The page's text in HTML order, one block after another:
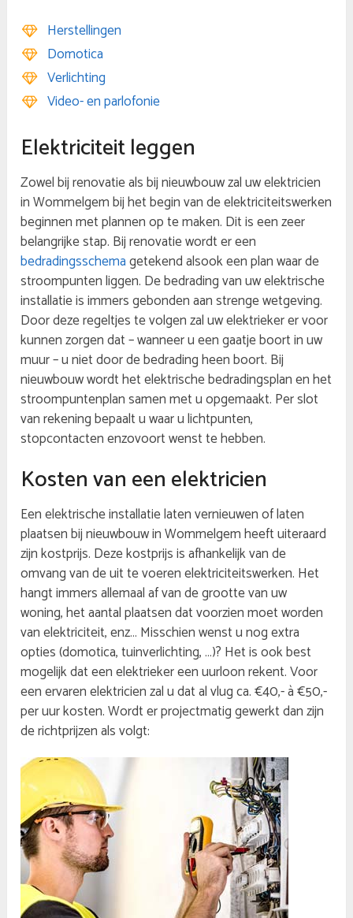
Herstellingen
Domotica
Verlichting
Video- en parlofonie
Elektriciteit leggen
Zowel bij renovatie als bij nieuwbouw zal uw elektricien
in Wommelgem bij het begin van de elektriciteitswerken
beginnen met plannen op te maken. Dit is een zeer
belangrijke stap. Bij renovatie wordt er een
bedradingsschemagetekend alsook een plan waar de
stroompunten liggen. De bedrading van uw elektrische
installatie is immers gebonden aan strenge wetgeving.
Door deze regeltjes te volgen zal uw elektrieker er voor
kunnen zorgen dat – wanneer u een gaatje boort in uw
muur – u niet door de bedrading heen boort. Bij
nieuwbouw wordt het elektrische bedradingsplan en het
stroompuntenplan samen met u opgemaakt. Per slot
van rekening bepaalt u waar u lichtpunten,
stopcontacten enzovoort wenst te hebben.
Kosten van een elektricien
Een elektrische installatie laten vernieuwen of laten
plaatsen bij nieuwbouw in Wommelgem heeft uiteraard
zijn kostprijs. Deze kostprijs is afhankelijk van de
omvang van de uit te voeren elektriciteitswerken. Het
hangt immers allemaal af van de grootte van uw
woning, het aantal plaatsen dat voorzien moet worden
van elektriciteit, enz… Misschien wenst u nog extra
opties (domotica, tuinverlichting, …)? Het is ook best
mogelijk dat een elektrieker een uurloon rekent. Voor
een ervaren elektricien zal u dat al vlug ca. €40,- à €50,-
per uur kosten. Wordt er projectmatig gewerkt dan zijn
de richtprijzen als volgt: